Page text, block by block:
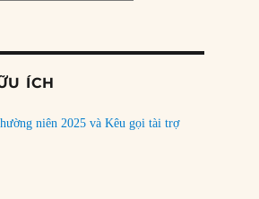
ÍCH
niên 2025 và Kêu gọi tài trợ